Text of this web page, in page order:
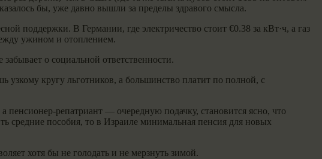
бы, уже давно вышли за пределы здравого смысла.
поддержки. В Германии, где электричество стоит €0.38 за кВт·ч, а газ
ужином и отоплением.
о социальной ответственности.
узкому кругу льготников, а большинство платит по полной, с
пенсионер-репатриант — очередную подачку, становится ясно, что
средние пособия, то в Израиле минимальная пенсия для новых
хотя бы не голодать и не мерзнуть зимой.